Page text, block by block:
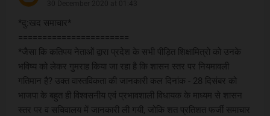
*दु:खद समाचार*
=======================
*जैसा कि कतिपय नेताओं द्वारा प्रदेश के सभी पीड़ित शिक्षामित्रो को उनके
भविष्य को लेकर गुमराह किया जा रहा है कि शासन स्तर पर नियमावली
गतिमान है? उक्त वास्तविकता की जानकारी कल दिनांक - 28 दिसंबर को
भाजपा के बहुत ही विश्वसनीय एवं प्रभावशाली विधायक के माध्यम से शासन
स्तर पर व सचिवालय में जानकारी ली गयी, जोकि शत प्रतिशत फर्जी समाचार